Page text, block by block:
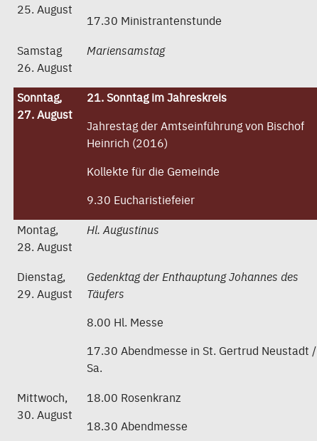
25. August
17.30 Ministrantenstunde
Samstag
26. August
Mariensamstag
Sonntag,
27. August
21. Sonntag im Jahreskreis
Jahrestag der Amtseinführung von Bischof
Heinrich (2016)
Kollekte für die Gemeinde
9.30 Eucharistiefeier
Montag,
28. August
Hl. Augustinus
Dienstag,
29. August
Gedenktag der Enthauptung Johannes des
Täufers
8.00 Hl. Messe
17.30 Abendmesse in St. Gertrud Neustadt /
Sa.
Mittwoch,
30. August
18.00 Rosenkranz
18.30 Abendmesse